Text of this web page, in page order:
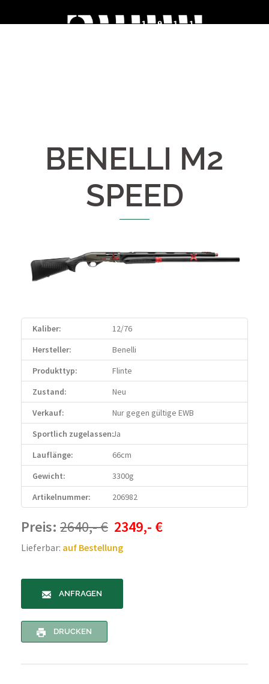
BENELLI M2
SPEED
Kaliber:
12/76
Hersteller:
Benelli
Produkttyp:
Flinte
Zustand:
Neu
Verkauf:
Nur gegen gültige EWB
Sportlich zugelassen:Ja
Lauflänge:
66cm
Gewicht:
3300g
Artikelnummer:
206982
Preis: 2640,- € 2349,- €
Lieferbar: auf Bestellung
ANFRAGEN
DRUCKEN